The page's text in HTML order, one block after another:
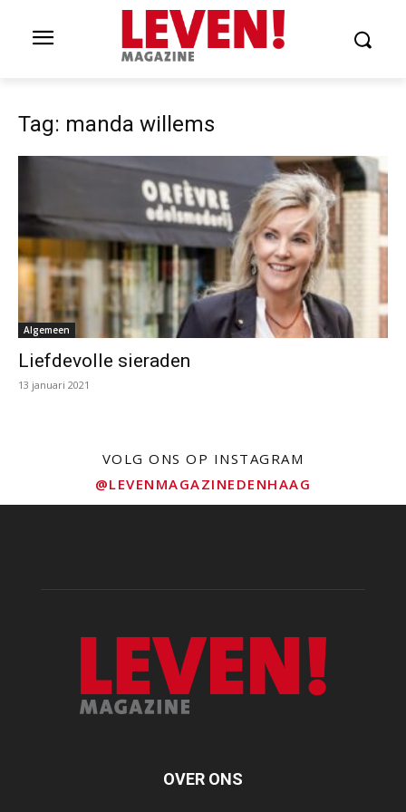
Tag: manda willems
Algemeen
Liefdevolle sieraden
13 januari 2021
VOLG ONS OP INSTAGRAM
@LEVENMAGAZINEDENHAAG
OVER ONS